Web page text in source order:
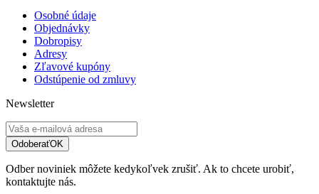
Osobné údaje
Objednávky
Dobropisy
Adresy
Zľavové kupóny
Odstúpenie od zmluvy
Newsletter
OdoberaťOK
Odber noviniek môžete kedykoľvek zrušiť. Ak to chcete urobiť,
kontaktujte nás.